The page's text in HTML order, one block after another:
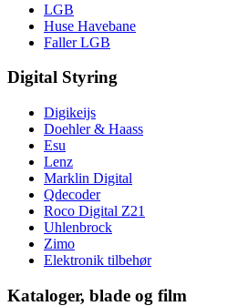
LGB
Huse Havebane
Faller LGB
Digital Styring
Digikeijs
Doehler & Haass
Esu
Lenz
Marklin Digital
Qdecoder
Roco Digital Z21
Uhlenbrock
Zimo
Elektronik tilbehør
Kataloger, blade og film